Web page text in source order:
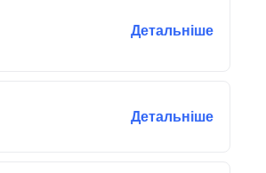
Детальніше
Детальніше